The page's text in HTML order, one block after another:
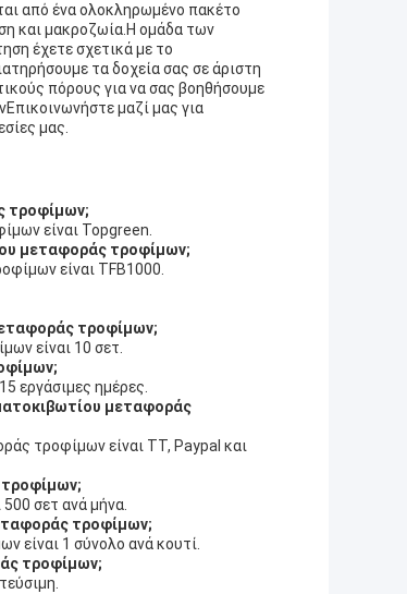
από ένα ολοκληρωμένο πακέτο
και μακροζωία.Η ομάδα των
έχετε σχετικά με το
τα δοχεία σας σε άριστη
πόρους για να σας βοηθήσουμε
μαζί μας για
μας.
τροφίμων;
είναι Topgreen.
μεταφοράς τροφίμων;
είναι TFB1000.
τροφίμων;
είναι 10 σετ.
εργάσιμες ημέρες.
μεταφοράς
τροφίμων είναι TT, Paypal και
τροφίμων;
σετ ανά μήνα.
τροφίμων;
είναι 1 σύνολο ανά κουτί.
τροφίμων;